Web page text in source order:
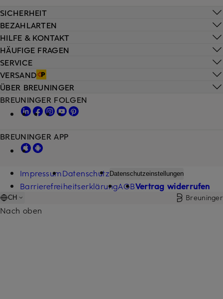
HILFE & KONTAKT
HÄUFIGE FRAGEN
SERVICE
VERSAND
SICHERHEIT
BEZAHLARTEN
ÜBER BREUNINGER
BREUNINGER FOLGEN
BREUNINGER APP
ImpressumDatenschutz Datenschutzeinstellungen
BarrierefreiheitserklärungAGBVertrag widerrufen
CH Breuninger
Nach oben